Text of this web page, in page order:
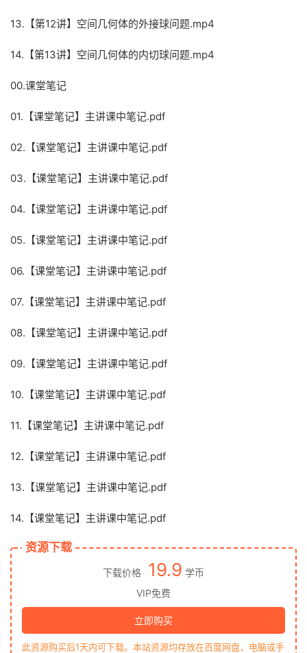
13.【第12讲】空间几何体的外接球问题.mp4
14.【第13讲】空间几何体的内切球问题.mp4
00.课堂笔记
01.【课堂笔记】主讲课中笔记.pdf
02.【课堂笔记】主讲课中笔记.pdf
03.【课堂笔记】主讲课中笔记.pdf
04.【课堂笔记】主讲课中笔记.pdf
05.【课堂笔记】主讲课中笔记.pdf
06.【课堂笔记】主讲课中笔记.pdf
07.【课堂笔记】主讲课中笔记.pdf
08.【课堂笔记】主讲课中笔记.pdf
09.【课堂笔记】主讲课中笔记.pdf
10.【课堂笔记】主讲课中笔记.pdf
11.【课堂笔记】主讲课中笔记.pdf
12.【课堂笔记】主讲课中笔记.pdf
13.【课堂笔记】主讲课中笔记.pdf
14.【课堂笔记】主讲课中笔记.pdf
资源下载
下载价格 19.9 学币
VIP免费
立即购买
此资源购买后1天内可下载。本站资源均存放在百度网盘，电脑或手